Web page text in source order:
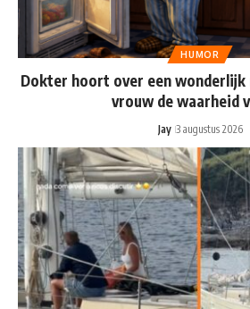
HUMOR
Dokter hoort over een
vrouw de waarheid
Jay 3 augustus 2026